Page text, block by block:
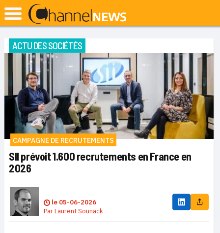
ACTU DES SOCIÉTÉS
CAMPAGNE DE RECRUTEMENTS
SII prévoit 1.600 recrutements en France en
2026
le 05-06-2026
ParLaurent Sounack